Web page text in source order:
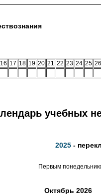
16 17 18 19 20 21 22 23 24 25 26
учебных
2025 -
Первым
Октябрь 2026